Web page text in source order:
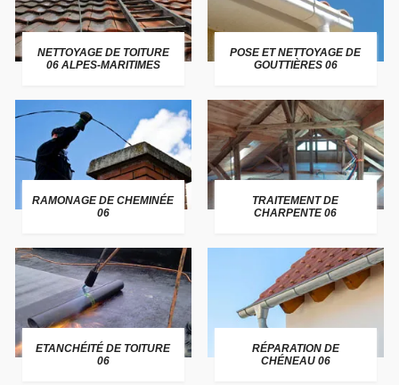
NETTOYAGE DE TOITURE
06 ALPES-MARITIMES
POSE ET NETTOYAGE DE
GOUTTIÈRES 06
RAMONAGE DE CHEMINÉE
06
TRAITEMENT DE
CHARPENTE 06
ETANCHÉITÉ DE TOITURE
06
RÉPARATION DE
CHÉNEAU 06